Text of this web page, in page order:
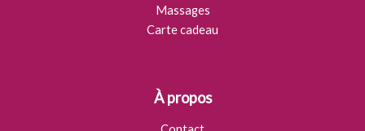
Massages
Carte cadeau
À propos